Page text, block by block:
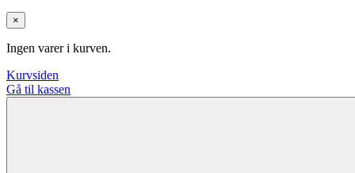
×
Ingen varer i kurven.
Kurvsiden
Gå til kassen